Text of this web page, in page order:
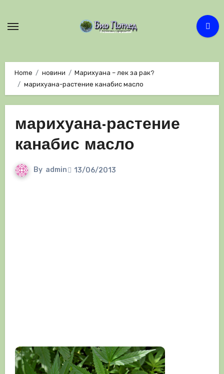
Home новини
Марихуана – лек за рак?
марихуана-растение канабис масло
марихуана-растение
канабис масло
By admin 13/06/2013